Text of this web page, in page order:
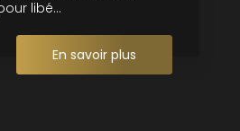
libé...
En savoir plus